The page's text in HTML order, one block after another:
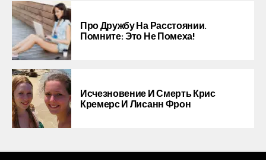
Про Дружбу На Расстоянии.
Помните: Это Не Помеха!
Исчезновение И Смерть Крис
Кремерс И Лисанн Фрон